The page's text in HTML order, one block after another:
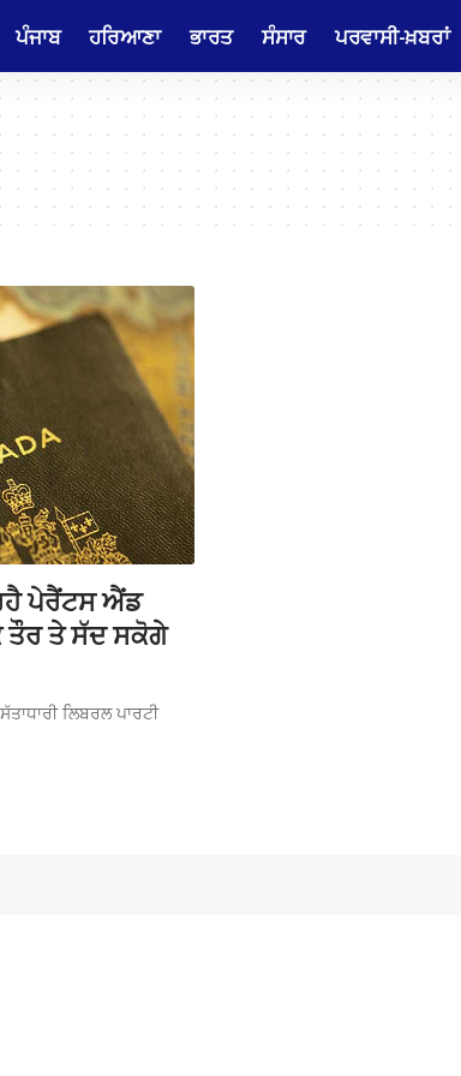
ਪੰਜਾਬ ਹਰਿਆਣਾ ਭਾਰਤ ਸੰਸਾਰ ਪਰਵਾਸੀ-ਖ਼ਬਰਾਂ
ਪੇਰੈਂਟਸ ਐਂਡ
ਤੌਰ ਤੇ ਸੱਦ ਸਕੋਗੇ
ਲਿਬਰਲ ਪਾਰਟੀ